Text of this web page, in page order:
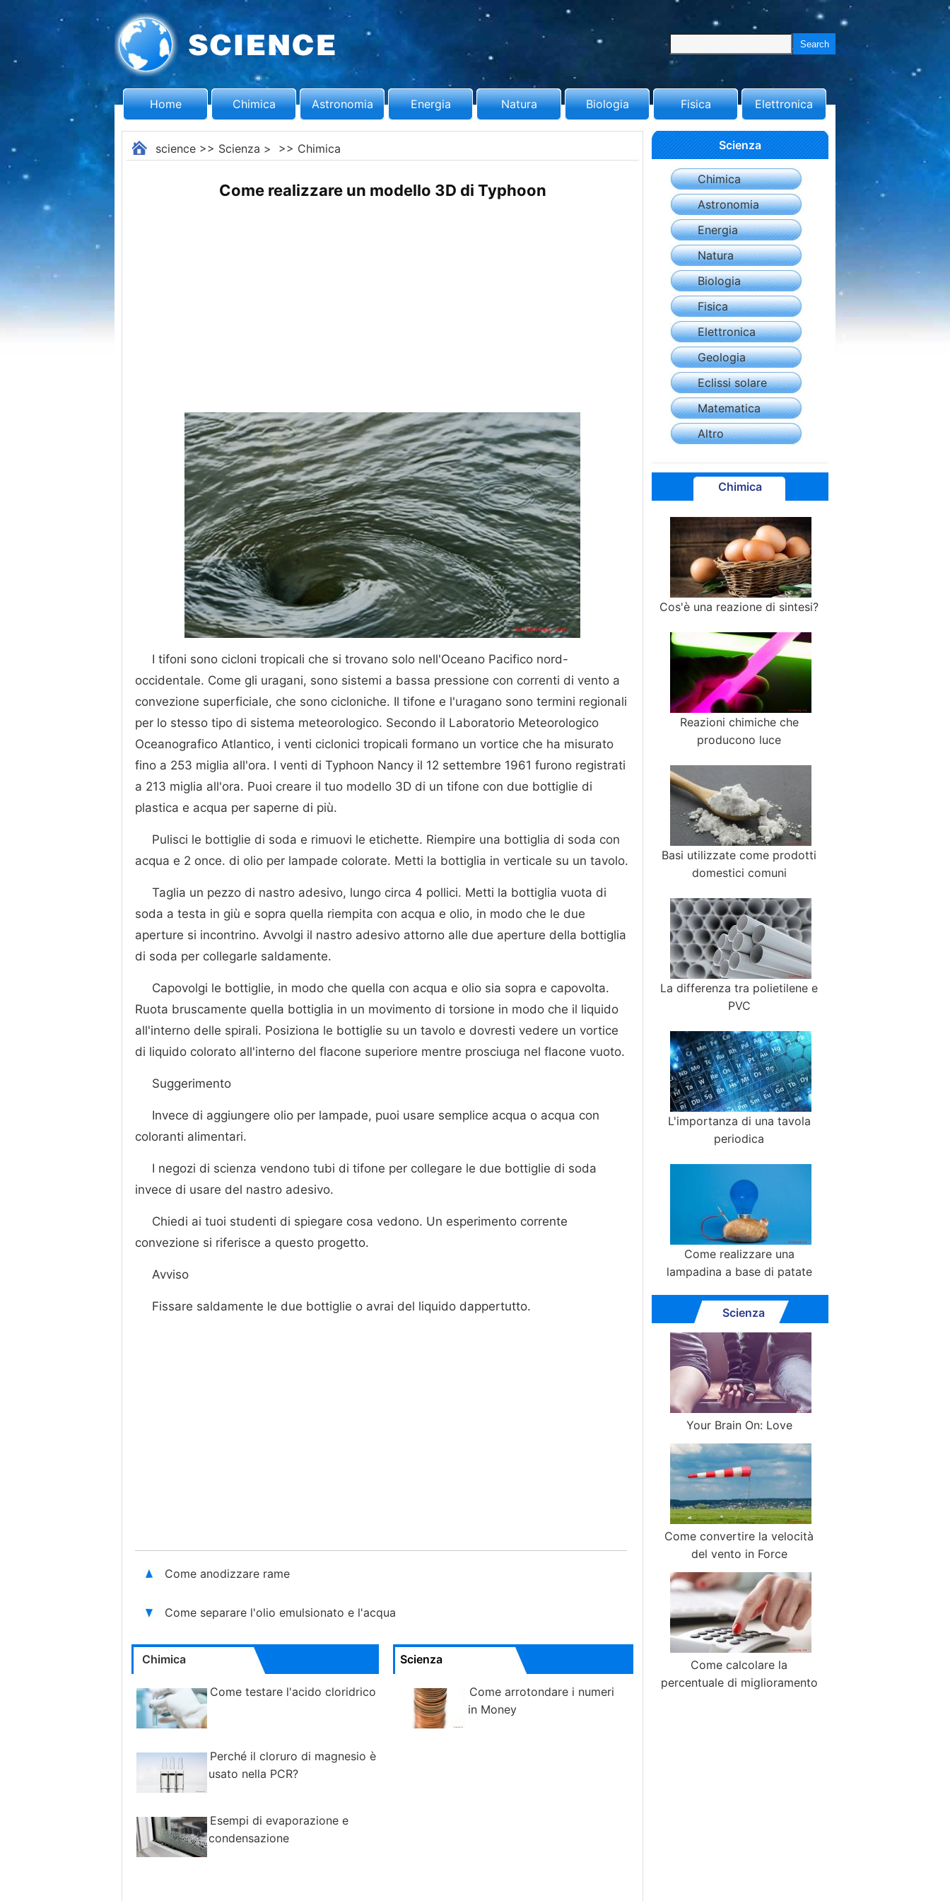
Home Chimica Astronomia Energia Natura Biologia Fisica Elettronica
science>> Scienza > >> Chimica
Come realizzare un modello 3D di Typhoon
I tifoni sono cicloni tropicali che si trovano solo nell'Oceano Pacifico nord-
occidentale. Come gli uragani, sono sistemi a bassa pressione con correnti di vento a
convezione superficiale, che sono cicloniche. Il tifone e l'uragano sono termini regionali
per lo stesso tipo di sistema meteorologico. Secondo il Laboratorio Meteorologico
Oceanografico Atlantico, i venti ciclonici tropicali formano un vortice che ha misurato
fino a 253 miglia all'ora. I venti di Typhoon Nancy il 12 settembre 1961 furono registrati
a 213 miglia all'ora. Puoi creare il tuo modello 3D di un tifone con due bottiglie di
plastica e acqua per saperne di più.
Pulisci le bottiglie di soda e rimuovi le etichette. Riempire una bottiglia di soda con
acqua e 2 once. di olio per lampade colorate. Metti la bottiglia in verticale su un tavolo.
Taglia un pezzo di nastro adesivo, lungo circa 4 pollici. Metti la bottiglia vuota di
soda a testa in giù e sopra quella riempita con acqua e olio, in modo che le due
aperture si incontrino. Avvolgi il nastro adesivo attorno alle due aperture della bottiglia
di soda per collegarle saldamente.
Capovolgi le bottiglie, in modo che quella con acqua e olio sia sopra e capovolta.
Ruota bruscamente quella bottiglia in un movimento di torsione in modo che il liquido
all'interno delle spirali. Posiziona le bottiglie su un tavolo e dovresti vedere un vortice
di liquido colorato all'interno del flacone superiore mentre prosciuga nel flacone vuoto.
Suggerimento
Invece di aggiungere olio per lampade, puoi usare semplice acqua o acqua con
coloranti alimentari.
I negozi di scienza vendono tubi di tifone per collegare le due bottiglie di soda
invece di usare del nastro adesivo.
Chiedi ai tuoi studenti di spiegare cosa vedono. Un esperimento corrente
convezione si riferisce a questo progetto.
Avviso
Fissare saldamente le due bottiglie o avrai del liquido dappertutto.
Come anodizzare rame
Come separare l'olio emulsionato e l'acqua
Chimica
Come testare l'acido cloridrico
Perché il cloruro di magnesio è
usato nella PCR?
Esempi di evaporazione e
condensazione
Scienza
Come arrotondare i numeri
in Money
Scienza
Chimica
Astronomia
Energia
Natura
Biologia
Fisica
Elettronica
Geologia
Eclissi solare
Matematica
Altro
Chimica
Cos'è una reazione di sintesi?
Reazioni chimiche che
producono luce
Basi utilizzate come prodotti
domestici comuni
La differenza tra polietilene e
PVC
L'importanza di una tavola
periodica
Come realizzare una
lampadina a base di patate
Scienza
Your Brain On: Love
Come convertire la velocità
del vento in Force
Come calcolare la
percentuale di miglioramento